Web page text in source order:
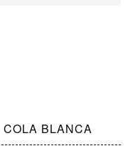
BLANCA